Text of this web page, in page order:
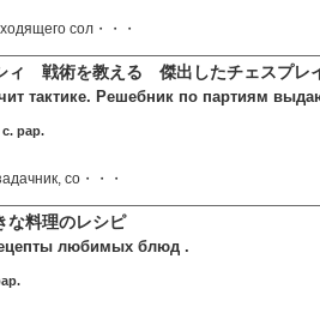
сол・・・
ィ 戦術を教える 傑出したチェスプレ
тактике. Решебник по партиям
pap.
со・・・
な料理のレシピ
любимых блюд .